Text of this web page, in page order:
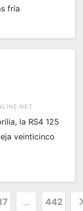
fría
la RS4 125
veinticinco
… 442